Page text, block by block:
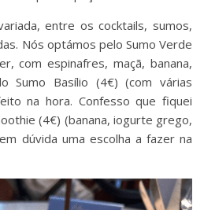
entre os cocktails, sumos,
Nós optámos pelo Sumo Verde
com espinafres, maçã, banana,
Sumo Basílio (4€) (com várias
na hora. Confesso que fiquei
(4€) (banana, iogurte grego,
dúvida uma escolha a fazer na